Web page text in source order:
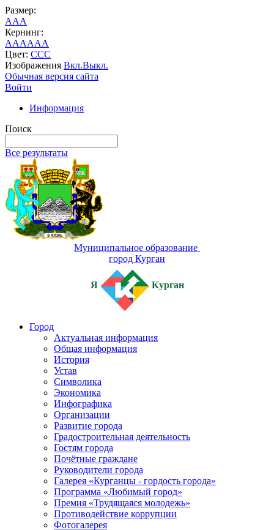
Размер:
AAA
Кернинг:
AAAAAA
Цвет: CCC
Изображения Вкл.Выкл.
Обычная версия сайта
Войти
Информация
Поиск
Все результаты
Муниципальное образование
город Курган
Я Курган
Город
Актуальная информация
Общая информация
История
Устав
Символика
Экономика
Инфографика
Организации
Развитие города
Градостроительная деятельность
Гостям города
Почётные граждане
Руководители города
Галерея «Курганцы - гордость города»
Программа «Любимый город»
Премия «Трудящаяся молодежь»
Противодействие коррупции
Фотогалерея